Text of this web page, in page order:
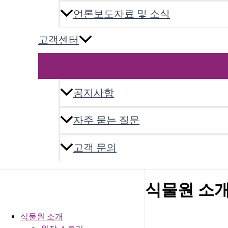
언론보도자료 및 소식
고객센터
공지사항
자주 묻는 질문
고객 문의
식물원 소개
식물원 소